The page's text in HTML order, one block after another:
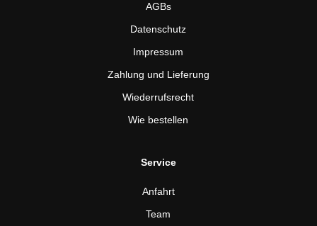
AGBs
Datenschutz
Impressum
Zahlung und Lieferung
Wiederrufsrecht
Wie bestellen
Service
Anfahrt
Team